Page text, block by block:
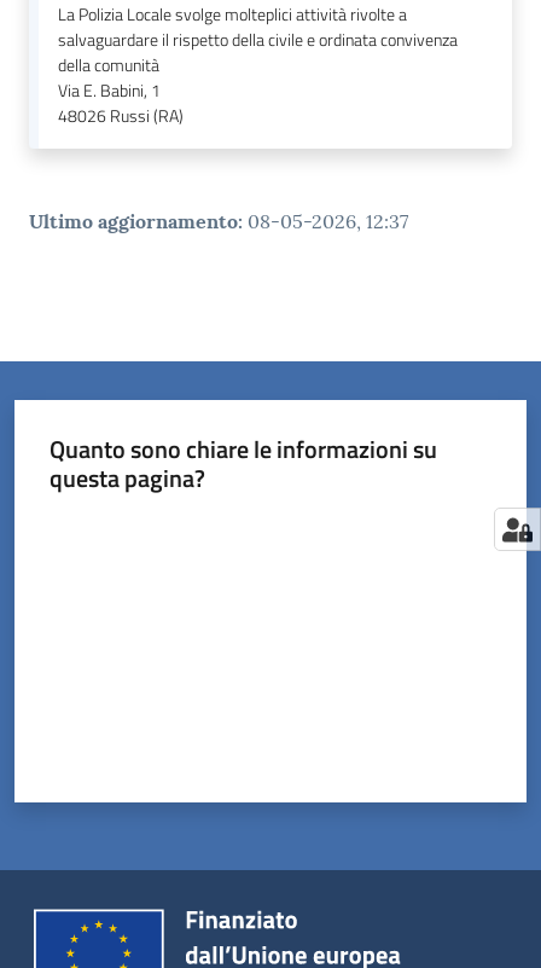
La Polizia Locale svolge molteplici attività rivolte a
salvaguardare il rispetto della civile e ordinata convivenza
della comunità
Via E. Babini, 1
48026Russi (RA)
Ultimo aggiornamento: 08-05-2026, 12:37
Quanto sono chiare le informazioni su
questa pagina?